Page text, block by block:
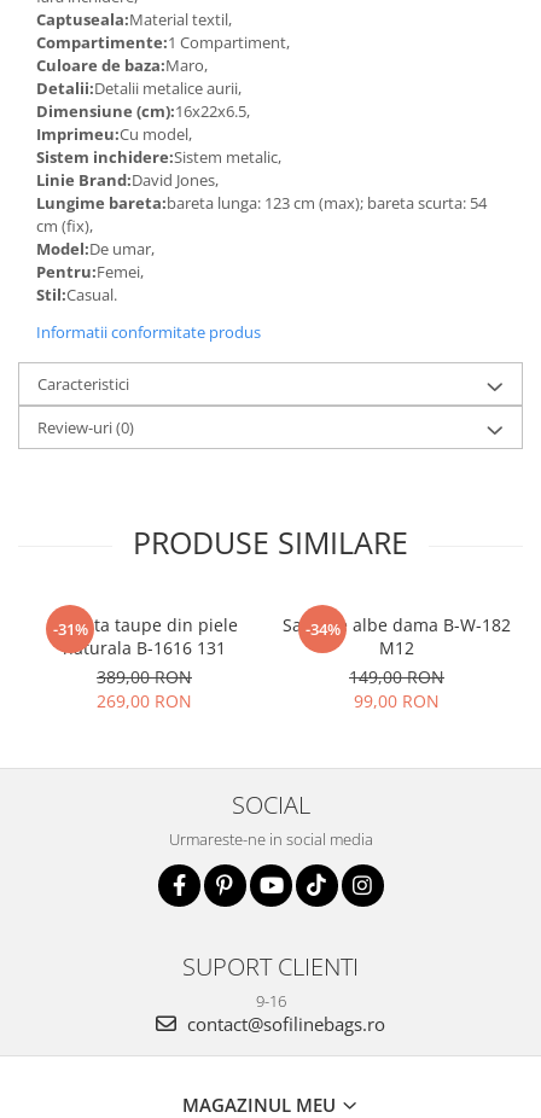
Captuseala:Material textil,
Compartimente:1 Compartiment,
Culoare de baza:Maro,
Detalii:Detalii metalice aurii,
Dimensiune (cm):16x22x6.5,
Imprimeu:Cu model,
Sistem inchidere:Sistem metalic,
Linie Brand:David Jones,
Lungime bareta:bareta lunga: 123 cm (max); bareta scurta: 54
cm (fix),
Model:De umar,
Pentru:Femei,
Stil:Casual.
Informatii conformitate produs
Caracteristici
Review-uri(0)
PRODUSE SIMILARE
-31%
Geanta taupe din piele
naturala B-1616 131
389,00 RON
269,00 RON
-34%
Sandale albe dama B-W-182
M12
149,00 RON
99,00 RON
SOCIAL
Urmareste-ne in social media
SUPORT CLIENTI
9-16
contact@sofilinebags.ro
MAGAZINUL MEU